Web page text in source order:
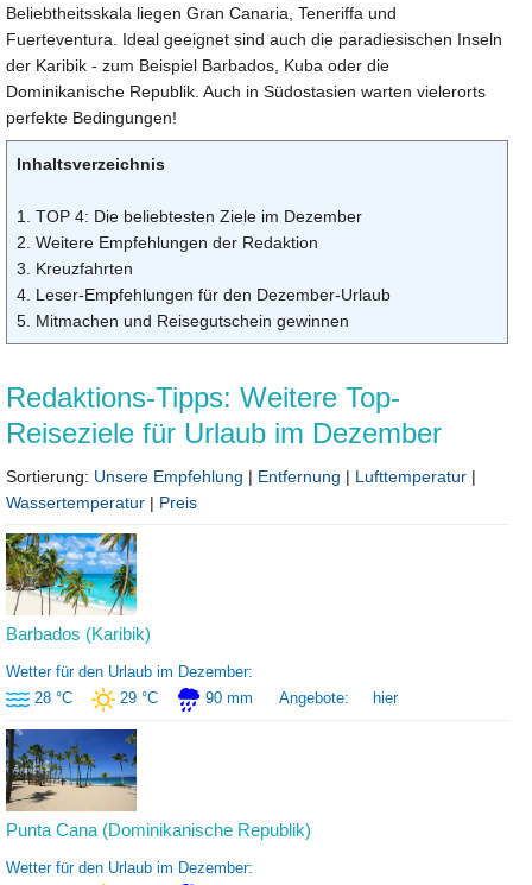
Beliebtheitsskala liegen Gran Canaria, Teneriffa und
Fuerteventura. Ideal geeignet sind auch die paradiesischen Inseln
der Karibik - zum Beispiel Barbados, Kuba oder die
Dominikanische Republik. Auch in Südostasien warten vielerorts
perfekte Bedingungen!
Inhaltsverzeichnis
1. TOP 4: Die beliebtesten Ziele im Dezember
2. Weitere Empfehlungen der Redaktion
3. Kreuzfahrten
4. Leser-Empfehlungen für den Dezember-Urlaub
5. Mitmachen und Reisegutschein gewinnen
Redaktions-Tipps: Weitere Top-
Reiseziele für Urlaub im Dezember
Sortierung: Unsere Empfehlung | Entfernung | Lufttemperatur |
Wassertemperatur | Preis
Barbados (Karibik)
Wetter für den Urlaub im Dezember:
28 °C
29 °C 90 mm Angebote: hier
Punta Cana (Dominikanische Republik)
Wetter für den Urlaub im Dezember: